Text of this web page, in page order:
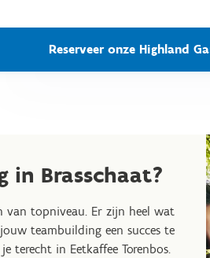
Reserveer onze Highland
in Brasschaat?
van topniveau. Er zijn heel wat
teambuilding een succes te
terecht in Eetkaffee Torenbos.